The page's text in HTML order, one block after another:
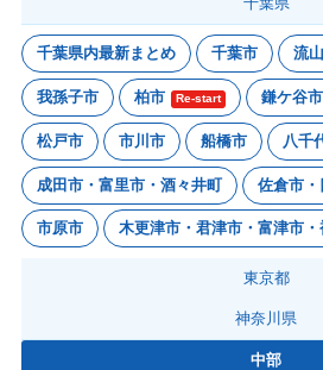
千葉県内最新まとめ 千葉市 流
我孫子市 柏市 Re-start 鎌ケ谷
松戸市 市川市 船橋市 八千
成田市・富里市・酒々井町 佐倉市
市原市 木更津市・君津市・富津市
東京都
神奈川県
中部